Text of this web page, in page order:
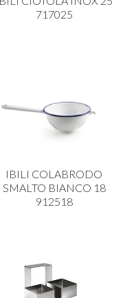
717025
IBILI COLABRODO
SMALTO BIANCO 18
912518